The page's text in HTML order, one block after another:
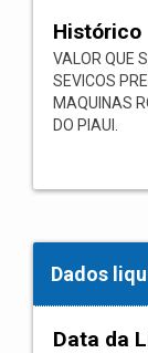
Histórico
VALOR QUE
SEVICOS
MAQUINAS
DO PIAUI.
Dados
Data da